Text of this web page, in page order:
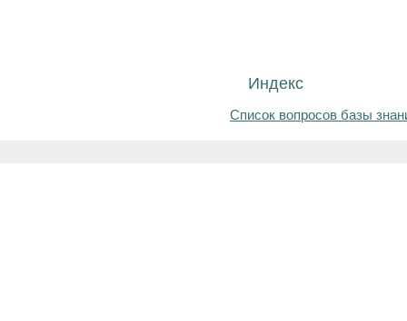
Индекс
Список вопросов базы